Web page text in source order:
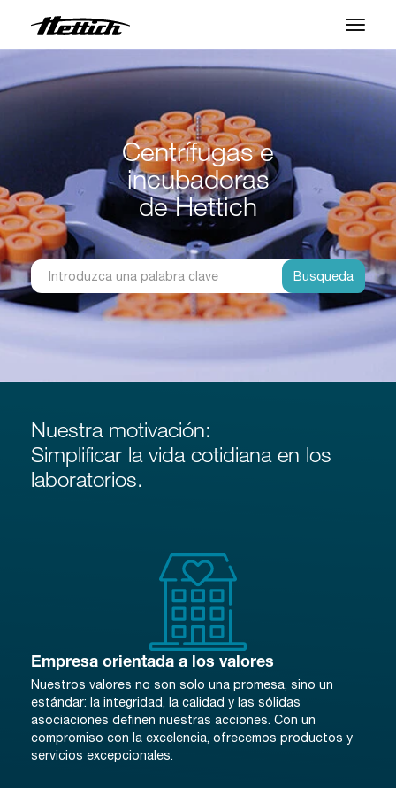
Productos
Aplicaciones
Centro de Soporte
Sobre nosotros
Contacto
Noticias y Eventos
Centrífugas e
incubadoras
de Hettich
Busqueda
Nuestra motivación:
Simplificar la vida cotidiana en los
laboratorios.
Empresa orientada a los valores
Nuestros valores no son solo una promesa, sino un
estándar: la integridad, la calidad y las sólidas
asociaciones definen nuestras acciones. Con un
compromiso con la excelencia, ofrecemos productos y
servicios excepcionales.